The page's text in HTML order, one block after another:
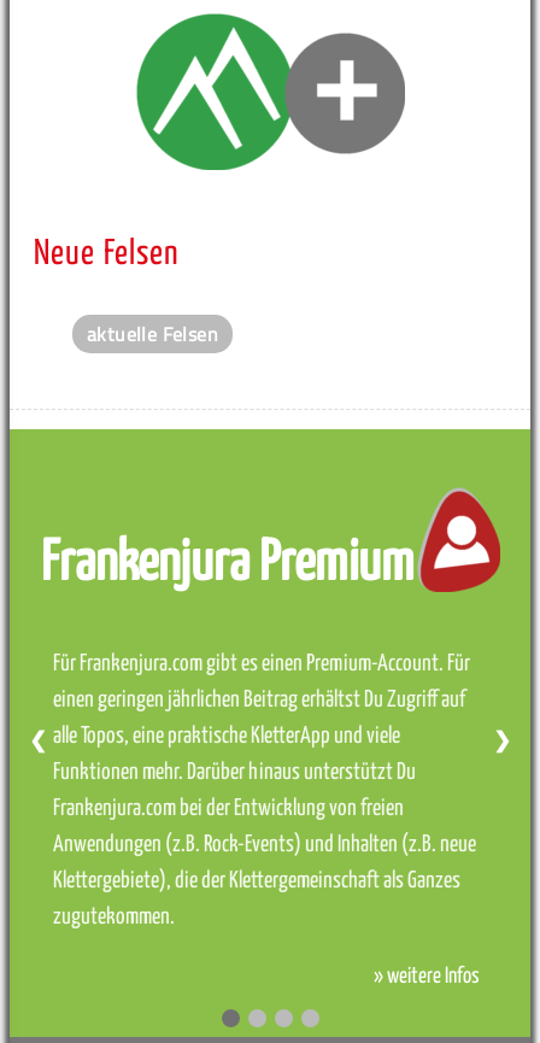
Neue Felsen
aktuelle Felsen
Frankenjura Premium
Für Frankenjura.com gibt es einen Premium-Account. Für
einen geringen jährlichen Beitrag erhältst Du Zugriff auf
alle Topos, eine praktische KletterApp und viele
Funktionen mehr. Darüber hinaus unterstützt Du
Frankenjura.com bei der Entwicklung von freien
Anwendungen (z.B. Rock-Events) und Inhalten (z.B. neue
Klettergebiete), die der Klettergemeinschaft als Ganzes
zugutekommen.
» weitere Infos
❮ ❯